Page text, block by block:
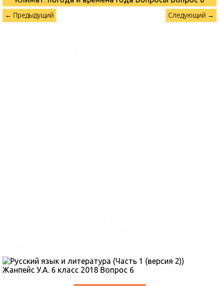
← Предыдущий Следующий →